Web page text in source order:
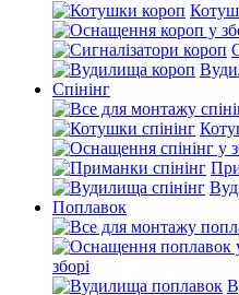
Спінінг
Поплавок
зборі